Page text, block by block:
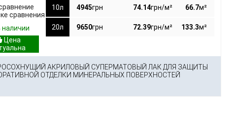
сравнения
наличии
10л 4945грн 74.14грн/м² 66.7м²
20л 9650грн 72.39грн/м² 133.3м²
АКРИЛОВЫЙ СУПЕРМАТОВЫЙ ЛАК ДЛЯ ЗАЩИТЫ
ОТДЕЛКИ МИНЕРАЛЬНЫХ ПОВЕРХНОСТЕЙ